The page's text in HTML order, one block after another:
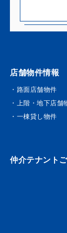
店舗物件情報
・路面店舗物件
・上階・地下店舗
・一棟貸し物件
仲介テナント